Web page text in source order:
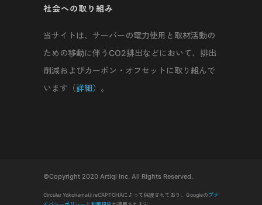
社会への取り組み
当サイトは、サーバーの電力使用と取材活動の
ための移動に伴うCO2排出などにおいて、排出
削減およびカーボン・オフセットに取り組んで
います（詳細）。
©Copyright 2020 Artiql Inc. All Rights Reserved.
Circular YokohamaはreCAPTCHAによって保護されており、Googleのプラ